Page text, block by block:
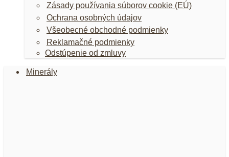
Zásady používania súborov cookie (EÚ)
Ochrana osobných údajov
Všeobecné obchodné podmienky
Reklamačné podmienky
Odstúpenie od zmluvy
Minerály